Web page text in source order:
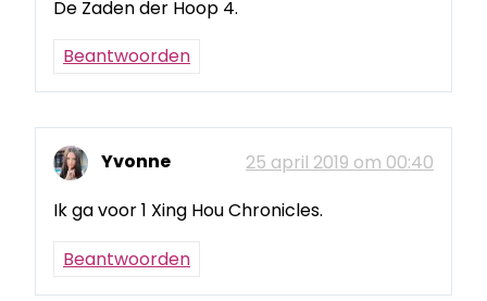
De Zaden der Hoop 4.
Beantwoorden
Yvonne
25 april 2019 om 00:40
Ik ga voor 1 Xing Hou Chronicles.
Beantwoorden